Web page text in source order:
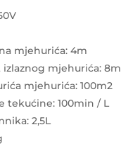
mjehurića: 4m
izlaznog mjehurića: 8m
mjehurića: 100m2
tekućine: 100min / L
2,5L